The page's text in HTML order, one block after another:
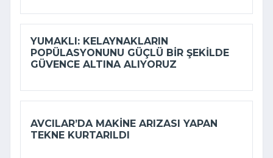
YUMAKLI: KELAYNAKLARIN
POPÜLASYONUNU GÜÇLÜ BIR ŞEKILDE
GÜVENCE ALTINA ALIYORUZ
AVCILAR’DA MAKINE ARIZASI YAPAN
TEKNE KURTARILDI